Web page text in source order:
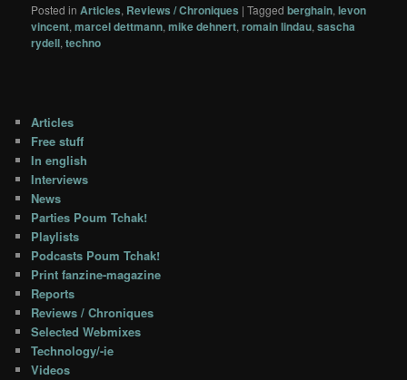
Posted in Articles, Reviews / Chroniques |Tagged berghain,levon
vincent,marcel dettmann,mike dehnert,romain lindau,sascha
rydell,techno
Articles
Free stuff
In english
Interviews
News
Parties Poum Tchak!
Playlists
Podcasts Poum Tchak!
Print fanzine-magazine
Reports
Reviews / Chroniques
Selected Webmixes
Technology/-ie
Videos